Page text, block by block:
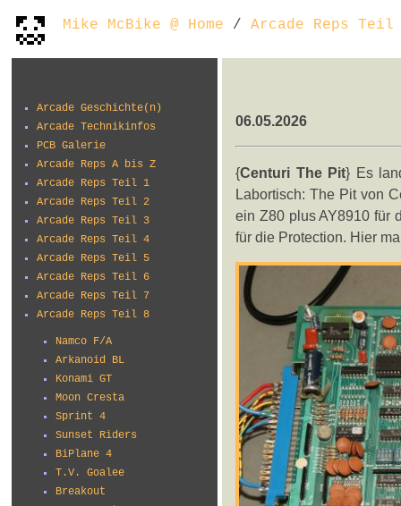
Mike McBike @ Home / Arcade Reps Teil
Arcade Geschichte(n)
Arcade Technikinfos
PCB Galerie
Arcade Reps A bis Z
Arcade Reps Teil 1
Arcade Reps Teil 2
Arcade Reps Teil 3
Arcade Reps Teil 4
Arcade Reps Teil 5
Arcade Reps Teil 6
Arcade Reps Teil 7
Arcade Reps Teil 8
Namco F/A
Arkanoid BL
Konami GT
Moon Cresta
Sprint 4
Sunset Riders
BiPlane 4
T.V. Goalee
Breakout
06.05.2026
{Centuri The Pit} Es
Labortisch: The Pit von
ein Z80 plus AY8910 für
für die Protection. Hier